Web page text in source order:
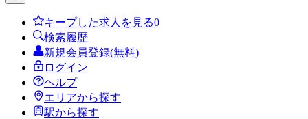
キープした求人を見る0
検索履歴
新規会員登録(無料)
ログイン
ヘルプ
エリアから探す
駅から探す